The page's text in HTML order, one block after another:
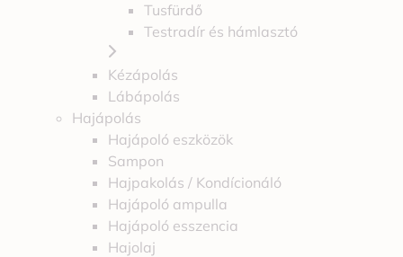
Tusfürdő
Testradír és hámlasztó
Kézápolás
Lábápolás
Hajápolás
Hajápoló eszközök
Sampon
Hajpakolás / Kondícionáló
Hajápoló ampulla
Hajápoló esszencia
Hajolaj